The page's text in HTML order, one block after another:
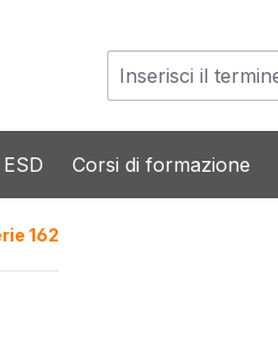
Corsi di formazione
162